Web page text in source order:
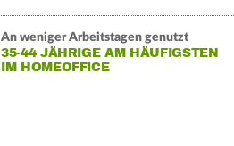
An weniger Arbeitstagen genutzt
35-44 JÄHRIGE AM HÄUFIGSTEN
IM HOMEOFFICE